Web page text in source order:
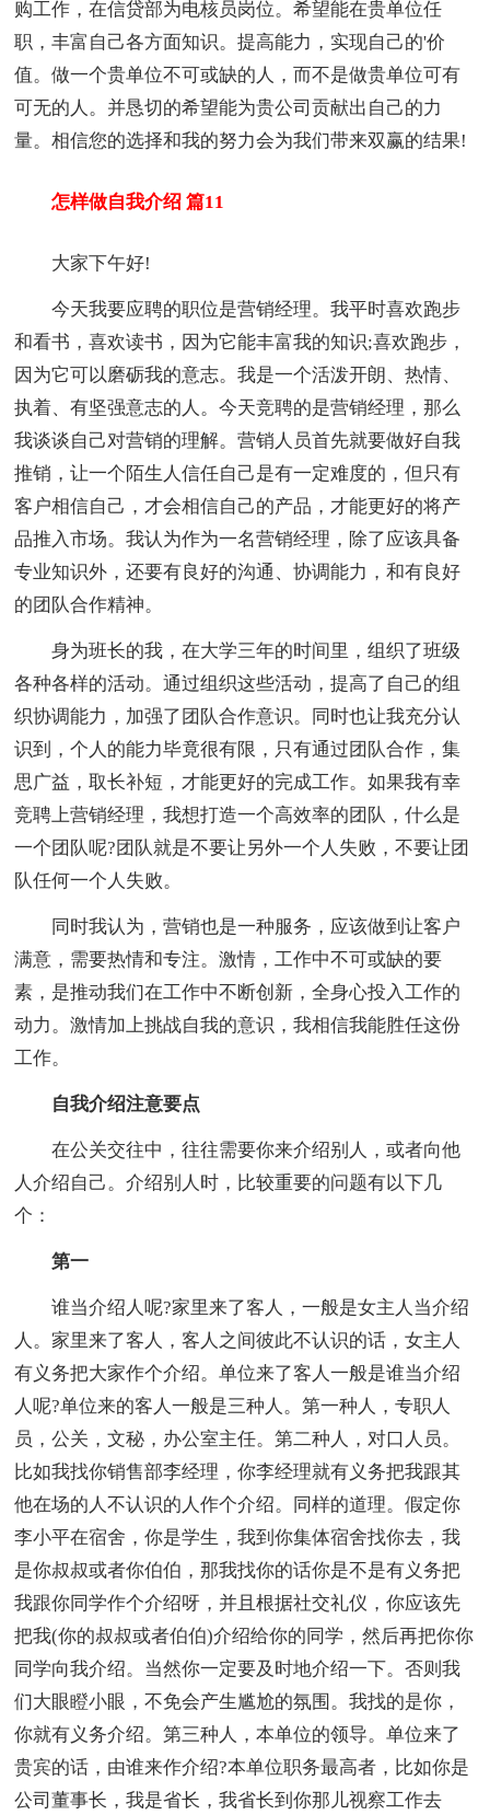
购工作，在信贷部为电核员岗位。希望能在贵单位任
职，丰富自己各方面知识。提高能力，实现自己的'价
值。做一个贵单位不可或缺的人，而不是做贵单位可有
可无的人。并恳切的希望能为贵公司贡献出自己的力
量。相信您的选择和我的努力会为我们带来双赢的结果!
怎样做自我介绍 篇11
大家下午好!
今天我要应聘的职位是营销经理。我平时喜欢跑步
和看书，喜欢读书，因为它能丰富我的知识;喜欢跑步，
因为它可以磨砺我的意志。我是一个活泼开朗、热情、
执着、有坚强意志的人。今天竞聘的是营销经理，那么
我谈谈自己对营销的理解。营销人员首先就要做好自我
推销，让一个陌生人信任自己是有一定难度的，但只有
客户相信自己，才会相信自己的产品，才能更好的将产
品推入市场。我认为作为一名营销经理，除了应该具备
专业知识外，还要有良好的沟通、协调能力，和有良好
的团队合作精神。
身为班长的我，在大学三年的时间里，组织了班级
各种各样的活动。通过组织这些活动，提高了自己的组
织协调能力，加强了团队合作意识。同时也让我充分认
识到，个人的能力毕竟很有限，只有通过团队合作，集
思广益，取长补短，才能更好的完成工作。如果我有幸
竞聘上营销经理，我想打造一个高效率的团队，什么是
一个团队呢?团队就是不要让另外一个人失败，不要让团
队任何一个人失败。
同时我认为，营销也是一种服务，应该做到让客户
满意，需要热情和专注。激情，工作中不可或缺的要
素，是推动我们在工作中不断创新，全身心投入工作的
动力。激情加上挑战自我的意识，我相信我能胜任这份
工作。
自我介绍注意要点
在公关交往中，往往需要你来介绍别人，或者向他
人介绍自己。介绍别人时，比较重要的问题有以下几
个：
第一
谁当介绍人呢?家里来了客人，一般是女主人当介绍
人。家里来了客人，客人之间彼此不认识的话，女主人
有义务把大家作个介绍。单位来了客人一般是谁当介绍
人呢?单位来的客人一般是三种人。第一种人，专职人
员，公关，文秘，办公室主任。第二种人，对口人员。
比如我找你销售部李经理，你李经理就有义务把我跟其
他在场的人不认识的人作个介绍。同样的道理。假定你
李小平在宿舍，你是学生，我到你集体宿舍找你去，我
是你叔叔或者你伯伯，那我找你的话你是不是有义务把
我跟你同学作个介绍呀，并且根据社交礼仪，你应该先
把我(你的叔叔或者伯伯)介绍给你的同学，然后再把你你
同学向我介绍。当然你一定要及时地介绍一下。否则我
们大眼瞪小眼，不免会产生尴尬的氛围。我找的是你，
你就有义务介绍。第三种人，本单位的领导。单位来了
贵宾的话，由谁来作介绍?本单位职务最高者，比如你是
公司董事长，我是省长，我省长到你那儿视察工作去